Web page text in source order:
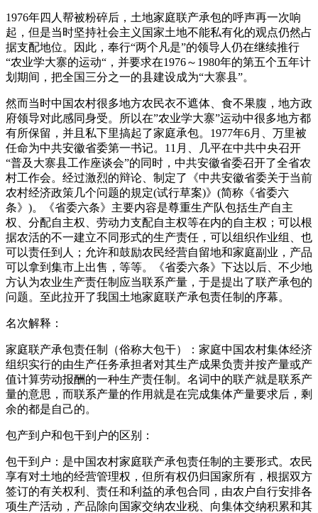
1976年四人帮被粉碎后，土地家庭联产承包的呼声再一次响
起，但是当时坚持社会主义国家土地不能私有化的观点仍然占
据支配地位。因此，奉行“两个凡是”的领导人仍在继续推行
“农业学大寨的运动“，并要求在1976～1980年的第五个五年计
划期间，把全国三分之一的县建设成为“大寨县”。
然而当时中国农村很多地方农民衣不遮体、食不果腹，地方政
府领导对此感同身受。所以在”农业学大寨”运动中很多地方都
有所保留，并且私下里搞起了家庭承包。1977年6月、万里被
任命为中共安徽省委第一书记。11月、几平在中共中央召开
“普及大寨县工作座谈会”的同时，中共安徽省委召开了全省农
村工作会。经过激烈的辩论、制定了《中共安徽省委关于当前
农村经济政策几个问题的規定(试行草案)》(简称《省委六
条》)。《省委六条》主要内容是尊重生产队包括生产自主
权、分配自主权、劳动力支配自主权等在内的自主权；可以根
据农活的不一建立不同形式的生产责任，可以组织作业组、也
可以责任到人；允许和鼓励农民经营自留地和家庭副业，产品
可以拿到集市上出售，等等。《省委六条》下达以后、不少地
方认为农业生产责任制应当联系产量，于是提出了联产承包的
问题。至此拉开了我国土地家庭联产承包责任制的序幕。
名次解释：
家庭联产承包责任制（俗称大包干）：家庭中国农村集体经济
组织实行的由生产任务承担者对其生产成果负责并按产量或产
值计算劳动报酬的一种生产责任制。名词中的联产就是联系产
量的意思，而联系产量的作用就是在完成集体产量要求后，剩
余的都是自己的。
包产到户和包干到户的区别：
包干到户：是中国农村家庭联产承包责任制的主要形式。农民
享有对土地的经营管理权，但所有权仍归国家所有，根据双方
签订的有关权利、责任和利益的承包合同，由农户自行安排各
项生产活动，产品除向国家交纳农业税、向集体交纳积累和其